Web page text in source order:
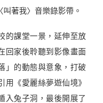
叫著我〉音樂錄影帶。
的課堂一景，延伸至放
回家後聆聽到影像畫面
」的動態與意象，打破
用《愛麗絲夢遊仙境》
入兔子洞，最後開展了